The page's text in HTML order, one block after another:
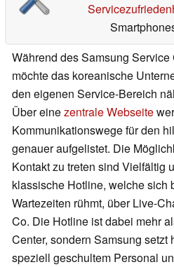
Während des Samsung
möchte das koreanische
den eigenen Service-Bereich
Über einezentrale Webseite
Kommunikationswege für den
genauer aufgelistet. Die
Kontakt zu treten sind Vielfältig
klassische Hotline, welche sich
Wartezeiten rühmt, über Live-
Co. Die Hotline ist dabei mehr
Center, sondern Samsung setzt
speziell geschultem Personal